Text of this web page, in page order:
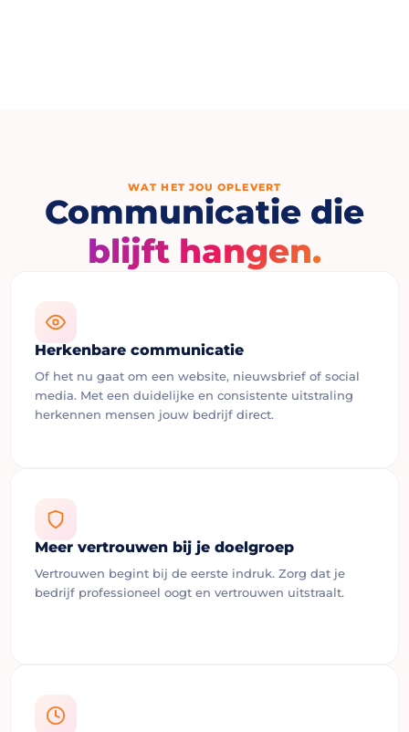
WAT HET JOU OPLEVERT
Communicatie die
blijft hangen.
Herkenbare communicatie
Of het nu gaat om een website, nieuwsbrief of social
media. Met een duidelijke en consistente uitstraling
herkennen mensen jouw bedrijf direct.
Meer vertrouwen bij je doelgroep
Vertrouwen begint bij de eerste indruk. Zorg dat je
bedrijf professioneel oogt en vertrouwen uitstraalt.